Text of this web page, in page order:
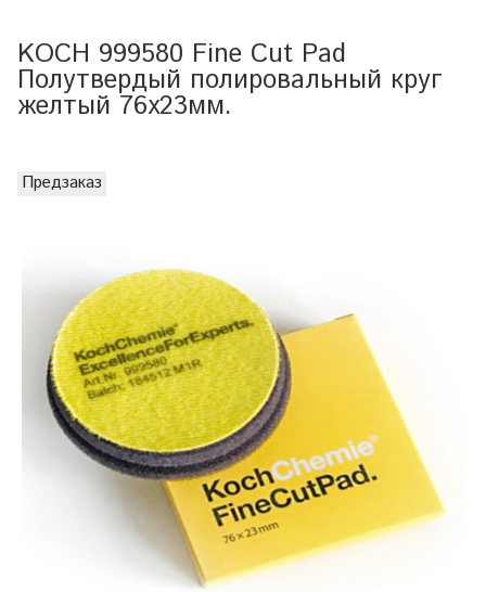
KOCH 999580 Fine Cut Pad
Полутвердый полировальный круг
желтый 76x23мм.
Предзаказ